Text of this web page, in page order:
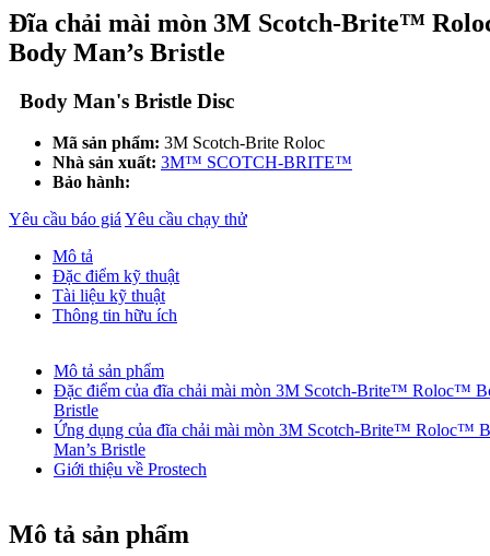
Đĩa chải mài mòn 3M Scotch-Brite™
Body Man’s Bristle
Body Man's Bristle Disc
Mã sản phẩm: 3M Scotch-Brite Roloc
Nhà sản xuất: 3M™ SCOTCH-BRITE™
Bảo hành:
Yêu cầu báo giá Yêu cầu chạy thử
Mô tả
Đặc điểm kỹ thuật
Tài liệu kỹ thuật
Thông tin hữu ích
Mô tả sản phẩm
Đặc điểm của đĩa chải mài mòn 3M Scotch-Brite™ Roloc™
Bristle
Ứng dụng của đĩa chải mài mòn 3M Scotch-Brite™ Roloc™
Man’s Bristle
Giới thiệu về Prostech
Mô tả sản phẩm